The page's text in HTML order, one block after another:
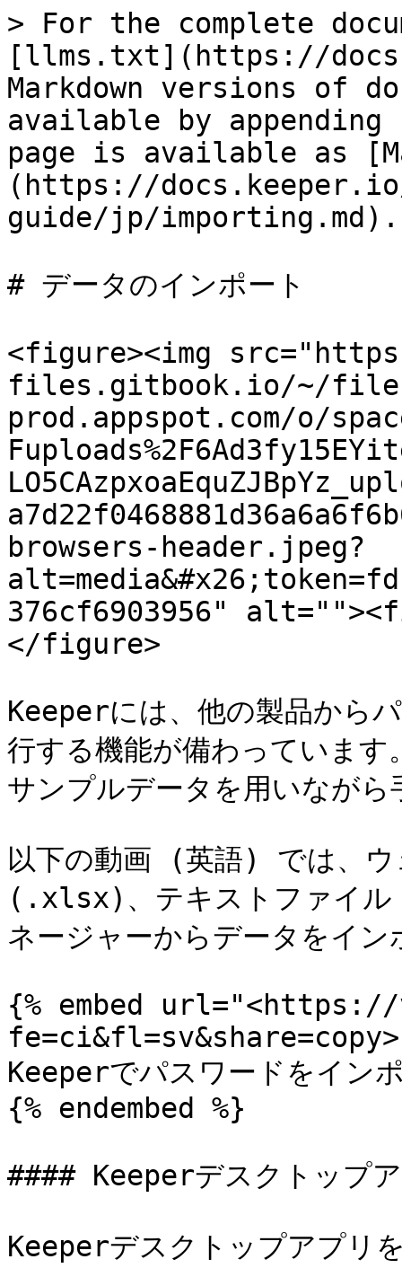
> For the complete
[llms.txt](https://
Markdown versions of
available by
page is available as
(https://
guide/jp/importing.md).
# データのインポート
<figure><img
files.gitbook.io/~/
prod.appspot.com/o/
browsers-header.jpeg?
376cf6903956"
</figure>
Keeperには、他の製品から
行する機能が備わっていま
サンプルデータを用いながら
以下の動画 (英語) では、
(.xlsx)、テキストファイ
ネージャーからデータをイ
{% embed url="<https://
Keeperでパスワードをイン
{% endembed %}
#### Keeperデスクトップ
Keeperデスクトップアプリ